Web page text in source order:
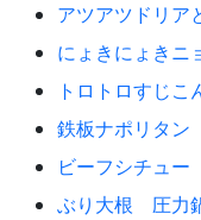
アツアツドリア
にょきにょきニ
トロトロすじこ
鉄板ナポリタン
ビーフシチュ
ぶり大根 圧力